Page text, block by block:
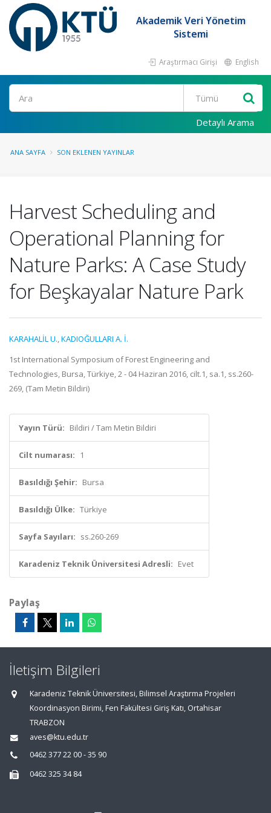
Akademik Veri Yönetim
Sistemi
Araştırmacı Girişi English
Ara
Detaylı Arama
ANA SAYFA SON EKLENEN YAYINLAR
Harvest Scheduling and
Operational Planning for
Nature Parks: A Case Study
for Beşkayalar Nature Park
KARAHALİL U.,KADIOĞULLARI A. İ.
1st International Symposium of Forest Engineering and
Technologies, Bursa, Türkiye, 2 - 04 Haziran 2016, cilt.1, sa.1, ss.260-
269, (Tam Metin Bildiri)
Yayın Türü: Bildiri / Tam Metin Bildiri
Cilt numarası: 1
Basıldığı Şehir: Bursa
Basıldığı Ülke: Türkiye
Sayfa Sayıları: ss.260-269
Karadeniz Teknik Üniversitesi Adresli: Evet
Paylaş
İletişim Bilgileri
Karadeniz Teknik Üniversitesi, Bilimsel Araştırma Projeleri
Koordinasyon Birimi, Fen Fakültesi Giriş Katı, Ortahisar
TRABZON
aves@ktu.edu.tr
0462 377 22 00 - 35 90
0462 325 34 84